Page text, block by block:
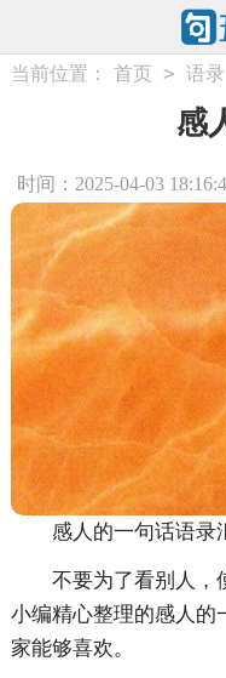
当前位置： 首页 > 语录
感
时间：2025-04-03
感人的一句话语录
不要为了看别人，
小编精心整理的感人的
家能够喜欢。